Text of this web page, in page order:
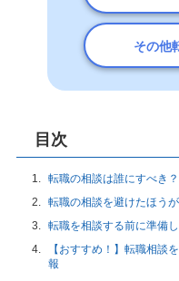
その他
目次
転職の相談は誰にすべき
転職の相談を避けたほう
転職を相談する前に準備
【おすすめ！】転職相談
報